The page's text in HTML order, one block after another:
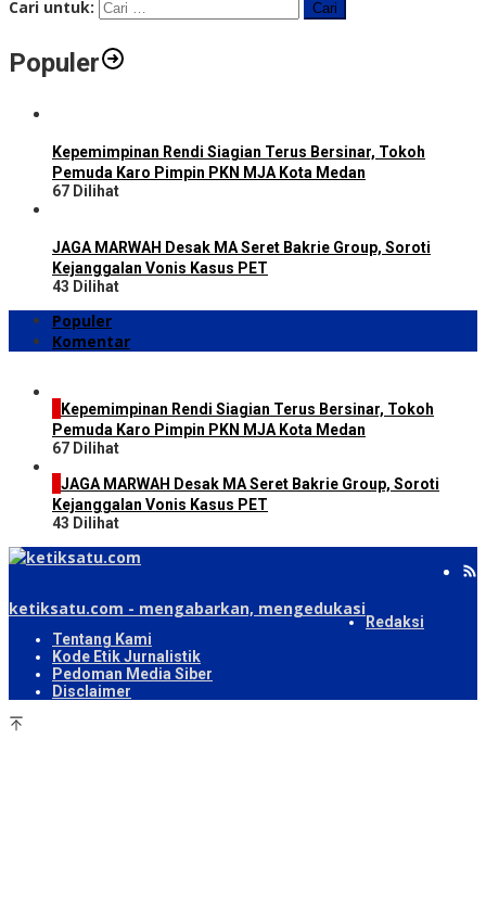
Cari untuk:
Populer
Kepemimpinan Rendi Siagian Terus Bersinar, Tokoh
Pemuda Karo Pimpin PKN MJA Kota Medan
67 Dilihat
JAGA MARWAH Desak MA Seret Bakrie Group, Soroti
Kejanggalan Vonis Kasus PET
43 Dilihat
Populer
Komentar
Kepemimpinan Rendi Siagian Terus Bersinar, Tokoh
Pemuda Karo Pimpin PKN MJA Kota Medan
67 Dilihat
JAGA MARWAH Desak MA Seret Bakrie Group, Soroti
Kejanggalan Vonis Kasus PET
43 Dilihat
ketiksatu.com - mengabarkan, mengedukasi
Redaksi
Tentang Kami
Kode Etik Jurnalistik
Pedoman Media Siber
Disclaimer